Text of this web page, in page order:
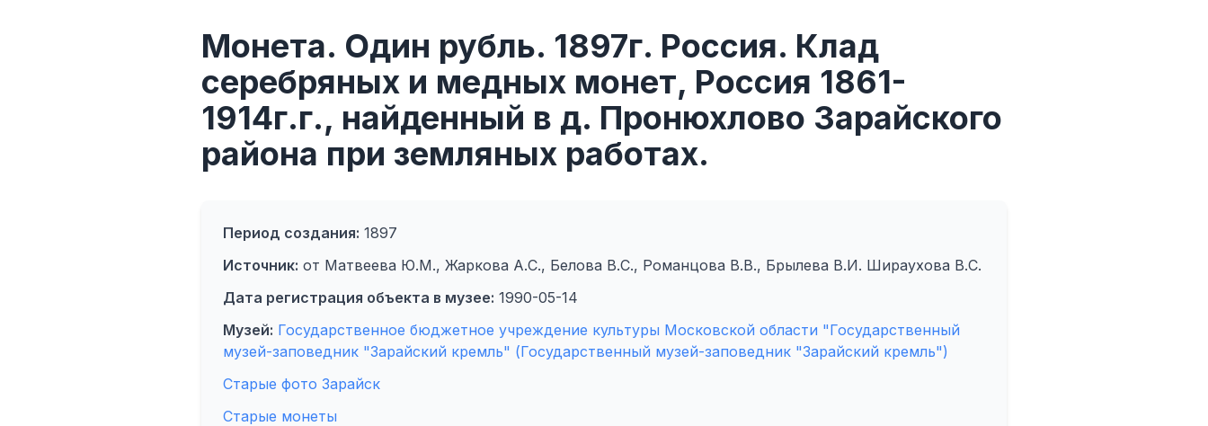
Монета. Один рубль. 1897г. Россия. Клад
серебряных и медных монет, Россия 1861-
1914г.г., найденный в д. Пронюхлово Зарайского
района при земляных работах.
Период создания: 1897
Источник: от Матвеева Ю.М., Жаркова А.С., Белова В.С., Романцова В.В., Брылева В.И. Шираухова В.С.
Дата регистрация объекта в музее: 1990-05-14
Музей: Государственное бюджетное учреждение культуры Московской области "Государственный
музей-заповедник "Зарайский кремль" (Государственный музей-заповедник "Зарайский кремль")
Старые фото Зарайск
Старые монеты